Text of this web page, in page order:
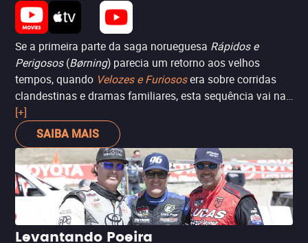
Se a primeira parte da saga norueguesa Rápidos e
Perigosos(Børning) parecia um retorno aos velhos
tempos, quando Velozes e Furiososera sobre corridas
clandestinas e dramas familiares, esta sequência vai na
direção oposta: é mais absurda, cômica e louca. A trama
de
Rápidos e Perigosos 2
(Anders Baasmo Christiansen), que após passar dois
anos na cadeia por participar de uma corrida ilegal,
decide recusar o desafio de uma perigosa corrida na
Rússia... isso até descobrir que sua filha vai participar. É
um filme que não se leva muito a sério e eleva a ação a
níveis ridículos (com uma cena similar à do submarino
[+]
SAIBA MAIS
Levantando Poeira